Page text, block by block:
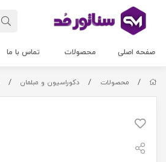
صفحه اصلی محصولات تماس با ما
/ محصولات / دکوراسیون و مبلمان /